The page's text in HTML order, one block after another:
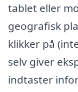
tablet eller
geografisk
klikker på
selv giver
indtaster